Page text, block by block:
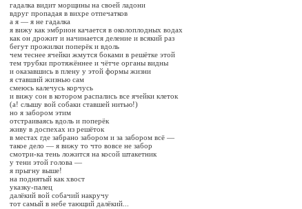
гадалка видит морщины на своей ладони
вдруг пропадая в вихре отпечатков
а я — я не гадалка
я вижу как эмбрион качается в околоплодных водах
как он дрожит и начинается деление и всякий раз
бегут прожилки поперёк и вдоль
чем теснее ячейки жмутся боками в решётке этой
тем трубки протяжённее и чётче органы видны
и оказавшись в плену у этой формы жизни
я ставший жизнью сам
смеюсь калечусь корчусь
и вижу сон в котором распались все ячейки клеток
(а! слышу вой собаки ставшей нитью!)
но я забором этим
отстраиваясь вдоль и поперёк
живу в доспехах из решёток
в местах где забрано забором и за забором всё —
такое дело — я вижу то что вовсе не забор
смотри-ка тень ложится на косой штакетник
у тени этой голова —
я прыгну выше!
на поднятый как хвост
указку-палец
далёкий вой собачий накручу
тот самый в небе тающий далёкий...